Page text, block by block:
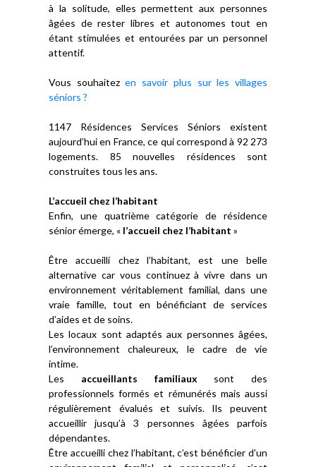
à la solitude, elles permettent aux personnes
âgées de rester libres et autonomes tout en
étant stimulées et entourées par un personnel
attentif.
Vous souhaitezen savoir plus sur les villages
séniors ?
1147 Résidences Services Séniors existent
aujourd’hui en France, ce qui correspond à 92 273
logements. 85 nouvelles résidences sont
construites tous les ans.
L’accueil chez l’habitant
Enfin, une quatrième catégorie de résidence
sénior émerge, « l’accueil chez l’habitant »
Être accueilli chez l’habitant, est une belle
alternative car vous continuez à vivre dans un
environnement véritablement familial, dans une
vraie famille, tout en bénéficiant de services
d’aides et de soins.
Les locaux sont adaptés aux personnes âgées,
l’environnement chaleureux, le cadre de vie
intime.
Les accueillants familiaux sont des
professionnels formés et rémunérés mais aussi
régulièrement évalués et suivis. Ils peuvent
accueillir jusqu’à 3 personnes âgées parfois
dépendantes.
Être accueilli chez l’habitant, c’est bénéficier d’un